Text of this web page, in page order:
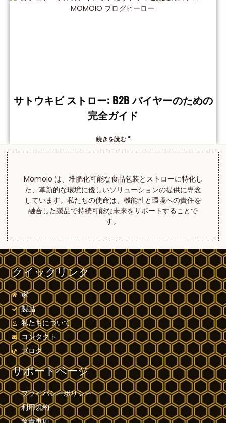
サトウキビ ストロー: B2B バイヤーのための
完全ガイド
続きを読む "
Momoio は、堆肥化可能な食品包装とストローに特化し
た、革新的な環境に優しいソリューションの提供に専念
しています。私たちの使命は、機能性と環境への責任を
融合した製品で持続可能な未来をサポートすることで
す。
クイックリンク
家
製品
私たちについて
コンタクト
ブログ
サポートページ
プライバシーポリシー
利用規約